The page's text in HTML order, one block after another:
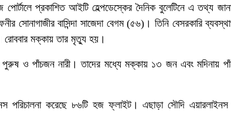
পোর্টালে প্রকাশিত আইটি হেল্পডেস্কের দৈনিক বুলেটিনে এ তথ্য
সোনাগাজীর বাসিন্দা সাজেদা বেগম (৫৬)। তিনি বেসরকারি
মক্কায় তার মৃত্যু হয়।
ও পাঁচজন নারী। তাদের মধ্যে মক্কায় ১৩ জন এবং মদিনায়
পরিচালনা করেছে ৮৬টি হজ ফ্লাইট। এছাড়া সৌদি এয়ারলাইনস